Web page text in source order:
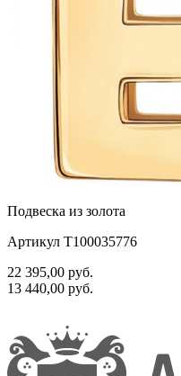
Подвеска из золота
Артикул Т100035776
22 395,00 руб.
13 440,00 руб.